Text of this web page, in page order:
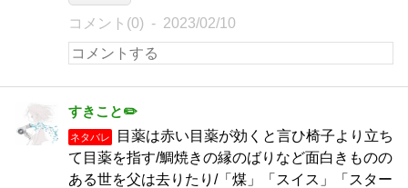
コメント(0) 2023/02/10
すきこと✏️
ネタバレ
目薬は赤い目薬が効くと言ひ椅子より立ち
て目薬を指す/鯛焼きの縁のばりなど面白きものの
ある世を父は去りたり/「煤」「スイス」「スター